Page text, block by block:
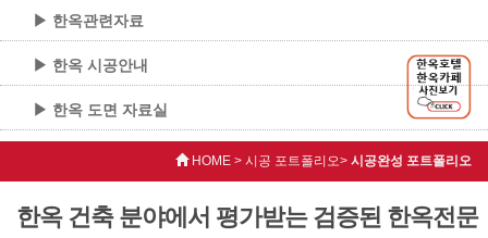
▶ 한옥관련자료
▶ 한옥 시공안내
▶ 한옥 도면 자료실
HOME > 시공 포트폴리오> 시공완성 포트폴리오
한옥 건축 분야에서 평가받는 검증된 한옥전문